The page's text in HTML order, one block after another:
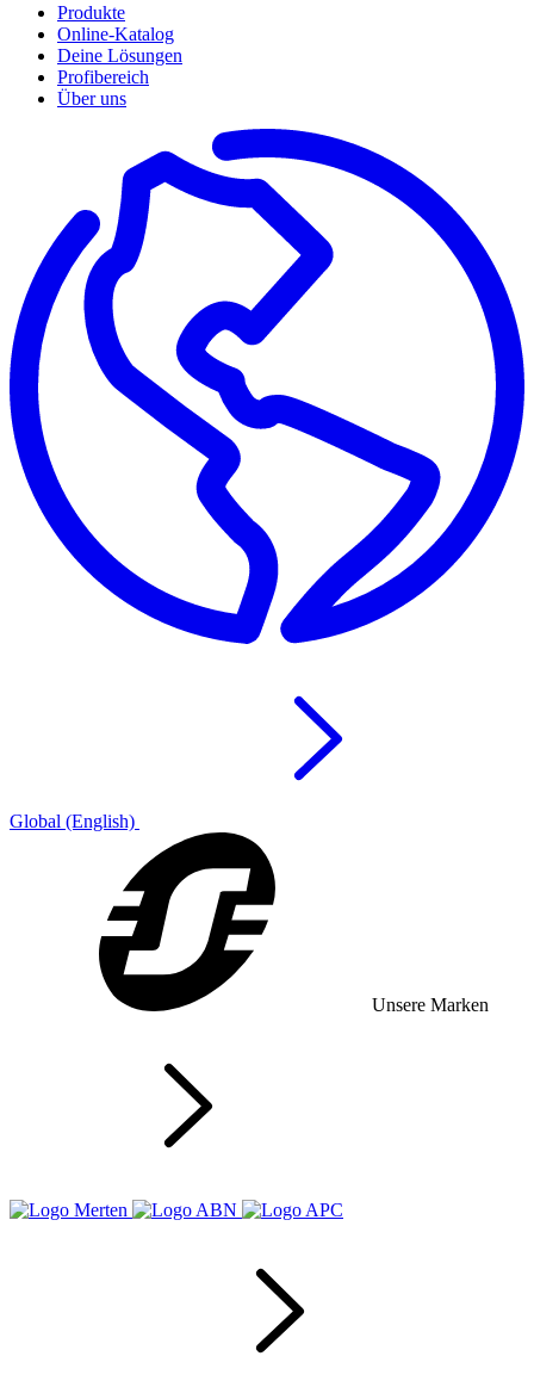
Produkte
Online-Katalog
Deine Lösungen
Profibereich
Über uns
Global (English)
Unsere Marken